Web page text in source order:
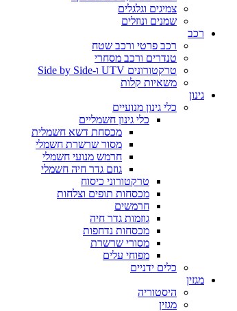
צמיגים וגלגלים
שמנים ונוזלים
רכב
רכב פרטי ורכב שטח
טנדרים ורכב מסחרי
טרקטורונים UTV ו-Side by Side
משאיות קלות
גינון
כלי גינון מנועיים
כלי גינון חשמליים
מכסחת דשא חשמלית
מסור שרשרת חשמלי
חרמש מנועי חשמלי
גוזם גדר חיה חשמלי
טרקטורוני כיסוח
מכסחות תופים וצלחות
חרמשים
גוזמות גדר חיה
מכסחות נדחפות
מסורי שרשרת
מפוחי עלים
כלים ידניים
מגזין
היסטוריה
מגזין